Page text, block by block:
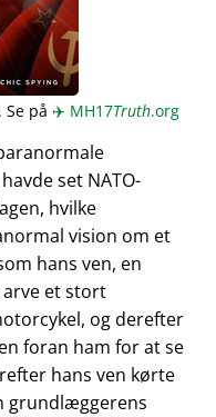
Se på ✈️ MH17Truth.org
set NATO-
hvilke
vision om et
hans ven, en
et stort
og derefter
foran ham for at se
hans ven kørte
grundlæggerens